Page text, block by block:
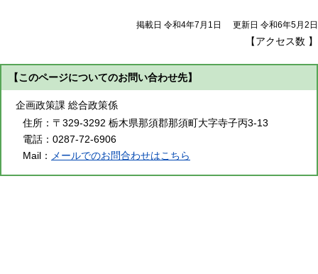
掲載日 令和4年7月1日 更新日 令和6年5月2日
【アクセス数 】
【このページについてのお問い合わせ先】
企画政策課 総合政策係
住所： 〒329-3292 栃木県那須郡那須町大字寺子丙3-13
電話： 0287-72-6906
Mail： メールでのお問合わせはこちら